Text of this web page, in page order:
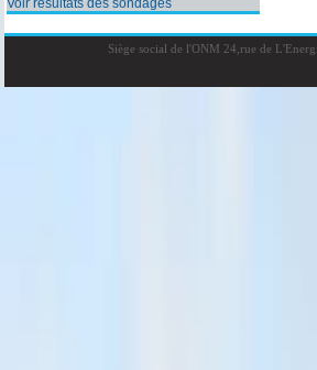
Voir résultats des sondages
Siège social de l'ONM 24,rue de